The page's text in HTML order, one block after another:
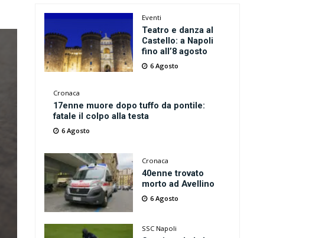
Eventi
Teatro e danza al
Castello: a Napoli
fino all’8 agosto
6 Agosto
Cronaca
17enne muore dopo tuffo da pontile:
fatale il colpo alla testa
6 Agosto
Cronaca
40enne trovato
morto ad Avellino
6 Agosto
SSC Napoli